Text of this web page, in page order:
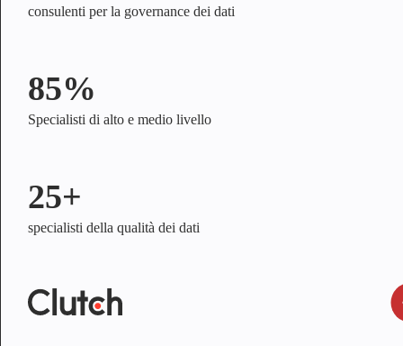
consulenti per la governance dei dati
85%
Specialisti di alto e medio livello
25+
specialisti della qualità dei dati